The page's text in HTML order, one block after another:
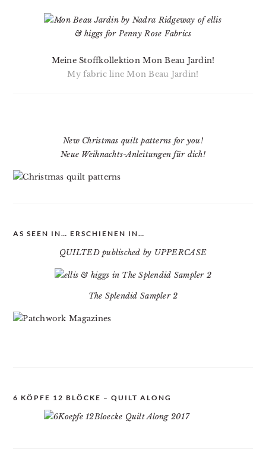
Meine Stoffkollektion Mon Beau Jardin!
My fabric line Mon Beau Jardin!
New Christmas quilt patterns for you!
Neue Weihnachts-Anleitungen für dich!
AS SEEN IN… ERSCHIENEN IN…
QUILTED publisched by UPPERCASE
The Splendid Sampler 2
6 KÖPFE 12 BLÖCKE – QUILT ALONG